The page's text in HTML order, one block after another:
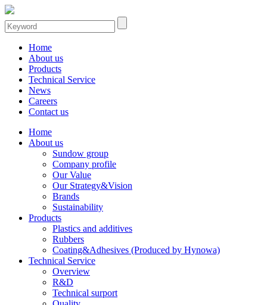
Home
About us
Products
Technical Service
News
Careers
Contact us
Home
About us
Sundow group
Company profile
Our Value
Our Strategy&Vision
Brands
Sustainability
Products
Plastics and additives
Rubbers
Coating&Adhesives (Produced by Hynowa)
Technical Service
Overview
R&D
Technical surport